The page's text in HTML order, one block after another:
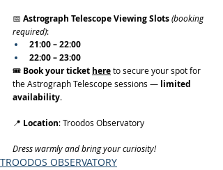
📅 Astrograph Telescope Viewing Slots(booking
required):
21:00 – 22:00
22:00 – 23:00
🎟️ Book your ticket here to secure your spot for
the Astrograph Telescope sessions — limited
availability.
📍 Location: Troodos Observatory
Dress warmly and bring your curiosity!
TROODOS OBSERVATORY